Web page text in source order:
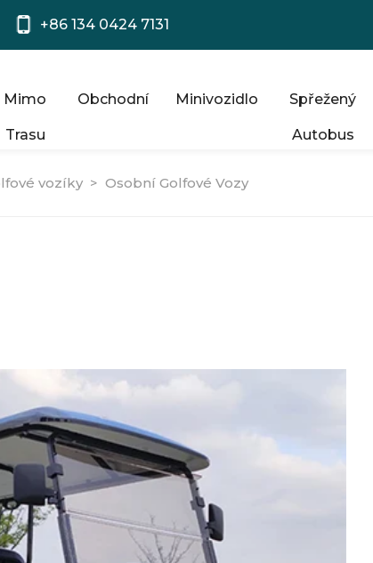
+86 134 0424 7131
Mimo
Trasu
Obchodní Minivozidlo Spřežený
Autobus
vozíky > Osobní Golfové Vozy